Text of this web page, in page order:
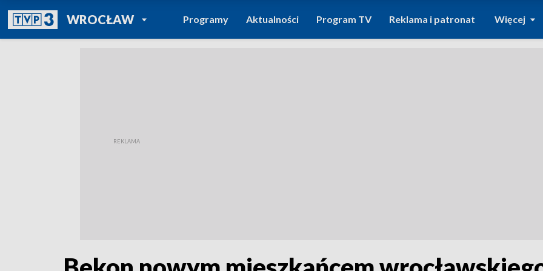
WROCŁAWPOWRÓT DO
TVP REGIONY
Programy Aktualności Program TV Reklama i patronat Więcej